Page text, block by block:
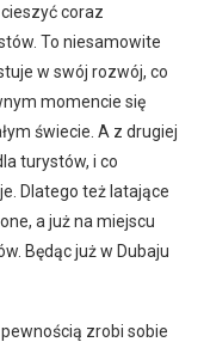
coraz
To niesamowite
w swój rozwój, co
momencie się
świecie. A z drugiej
turystów, i co
Dlatego też latające
a już na miejscu
Będąc już w Dubaju
zrobi sobie